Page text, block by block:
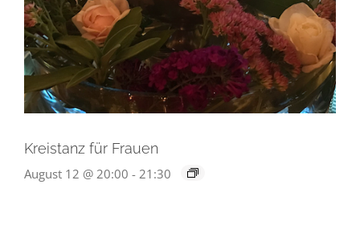
Kreistanz für Frauen
August 12 @ 20:00 - 21:30